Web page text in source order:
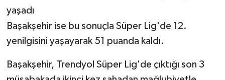
yaşadı
Başakşehir ise bu sonuçla Süper Lig'de 12.
yenilgisini yaşayarak 51 puanda kaldı.
Başakşehir, Trendyol Süper Lig'de çıktığı son 3